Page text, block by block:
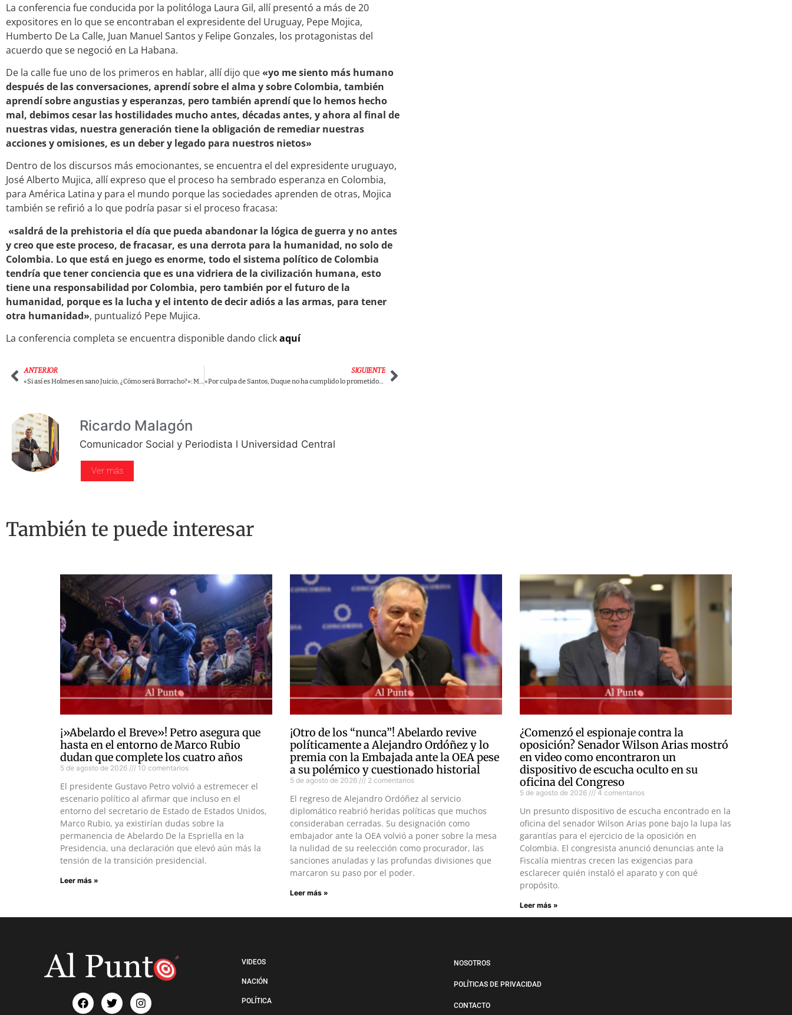
La conferencia fue conducida por la politóloga Laura Gil, allí presentó a más de 20
expositores en lo que se encontraban el expresidente del Uruguay, Pepe Mojica,
Humberto De La Calle, Juan Manuel Santos y Felipe Gonzales, los protagonistas del
acuerdo que se negoció en La Habana.
De la calle fue uno de los primeros en hablar, allí dijo que«yo me siento más humano
después de las conversaciones, aprendí sobre el alma y sobre Colombia, también
aprendí sobre angustias y esperanzas, pero también aprendí que lo hemos hecho
mal, debimos cesar las hostilidades mucho antes, décadas antes, y ahora al final de
nuestras vidas, nuestra generación tiene la obligación de remediar nuestras
acciones y omisiones, es un deber y legado para nuestros nietos»
Dentro de los discursos más emocionantes, se encuentra el del expresidente uruguayo,
José Alberto Mujica, allí expreso que el proceso ha sembrado esperanza en Colombia,
para América Latina y para el mundo porque las sociedades aprenden de otras, Mojica
también se refirió a lo que podría pasar si el proceso fracasa:
«saldrá de la prehistoria el día que pueda abandonar la lógica de guerra y no antes
y creo que este proceso, de fracasar, es una derrota para la humanidad, no solo de
Colombia. Lo que está en juego es enorme, todo el sistema político de Colombia
tendría que tener conciencia que es una vidriera de la civilización humana, esto
tiene una responsabilidad por Colombia, pero también por el futuro de la
humanidad, porque es la lucha y el intento de decir adiós a las armas, para tener
otra humanidad», puntualizó Pepe Mujica.
La conferencia completa se encuentra disponible dando clickaquí
ANTERIOR
«Si así es Holmes en sano Juicio, ¿Cómo será Borracho?»: Martín De Francisco
SIGUIENTE
«Por culpa de Santos, Duque no ha cumplido lo prometido»: Vicky Dávila
Ricardo Malagón
Comunicador Social y Periodista l Universidad Central
Ver más
También te puede interesar
¡»Abelardo el Breve»! Petro asegura que
hasta en el entorno de Marco Rubio
dudan que complete los cuatro años
5 de agosto de 2026 10 comentarios
El presidente Gustavo Petro volvió a estremecer el
escenario político al afirmar que incluso en el
entorno del secretario de Estado de Estados Unidos,
Marco Rubio, ya existirían dudas sobre la
permanencia de Abelardo De la Espriella en la
Presidencia, una declaración que elevó aún más la
tensión de la transición presidencial.
Leer más »
¡Otro de los “nunca”! Abelardo revive
políticamente a Alejandro Ordóñez y lo
premia con la Embajada ante la OEA pese
a su polémico y cuestionado historial
5 de agosto de 2026 2 comentarios
El regreso de Alejandro Ordóñez al servicio
diplomático reabrió heridas políticas que muchos
consideraban cerradas. Su designación como
embajador ante la OEA volvió a poner sobre la mesa
la nulidad de su reelección como procurador, las
sanciones anuladas y las profundas divisiones que
marcaron su paso por el poder.
Leer más »
¿Comenzó el espionaje contra la
oposición? Senador Wilson Arias mostró
en video como encontraron un
dispositivo de escucha oculto en su
oficina del Congreso
5 de agosto de 2026 4 comentarios
Un presunto dispositivo de escucha encontrado en la
oficina del senador Wilson Arias pone bajo la lupa las
garantías para el ejercicio de la oposición en
Colombia. El congresista anunció denuncias ante la
Fiscalía mientras crecen las exigencias para
esclarecer quién instaló el aparato y con qué
propósito.
Leer más »
VIDEOS
NACIÓN
POLÍTICA
NOSOTROS
POLÍTICAS DE PRIVACIDAD
CONTACTO